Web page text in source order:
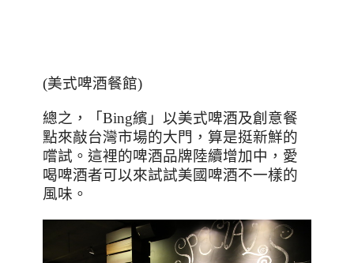
(美式啤酒餐館)
總之，「 Bing繽」以美式啤酒及創意餐
點來敲台灣市場的大門，算是挺新鮮的
嚐試。這裡的啤酒品牌陸續增加中，愛
喝啤酒者可以來試試美國啤酒不一樣的
風味。